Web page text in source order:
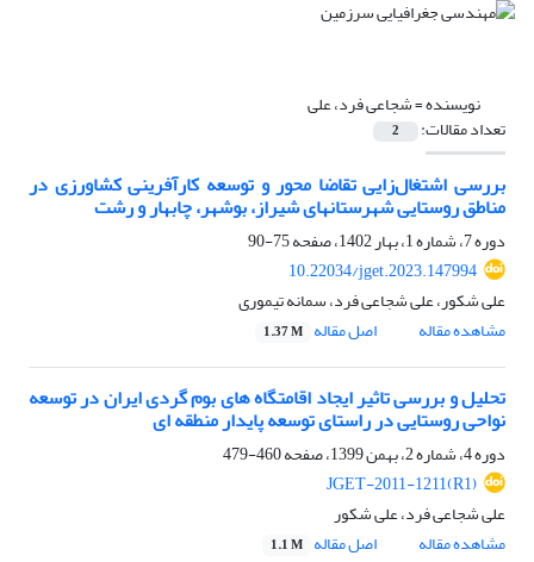
نویسنده =شجاعی فرد، علی
تعداد مقالات: 2
بررسی اشتغال‌زایی تقاضا محور و توسعه کارآفرینی کشاورزی در
مناطق روستایی شهرستان‏های شیراز، بوشهر، چابهار و رشت
دوره 7، شماره 1، بهار 1402، صفحه
75-90
10.22034/jget.2023.147994
علی شکور، علی شجاعی فرد، سمانه تیموری
مشاهده مقاله
اصل مقاله 1.37 M
تحلیل و بررسی تاثیر ایجاد اقامتگاه های بوم گردی ایران در توسعه
نواحی روستایی در راستای توسعه پایدار منطقه ای
دوره 4، شماره 2، بهمن 1399، صفحه
460-479
JGET-2011-1211(R1)
علی شجاعی فرد، علی شکور
مشاهده مقاله
اصل مقاله 1.1 M